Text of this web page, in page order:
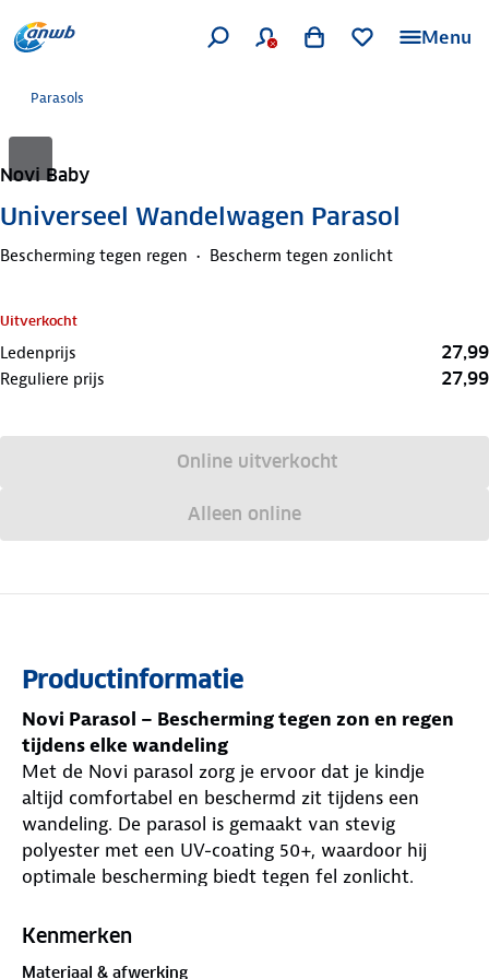
Menu
Parasols
Novi Baby
Universeel Wandelwagen Parasol
Bescherming tegen regen Bescherm tegen zonlicht
Uitverkocht
Ledenprijs 27,99
Reguliere prijs 27,99
Online uitverkocht
Alleen online
Productinformatie
Novi Parasol – Bescherming tegen zon en regen
tijdens elke wandeling
Met de Novi parasol zorg je ervoor dat je kindje
altijd comfortabel en beschermd zit tijdens een
wandeling. De parasol is gemaakt van stevig
polyester met een UV-coating 50+, waardoor hij
optimale bescherming biedt tegen fel zonlicht.
zonlicht effectief tegengehouden. Zo kan je kindje
Kenmerken
Materiaal & afwerking